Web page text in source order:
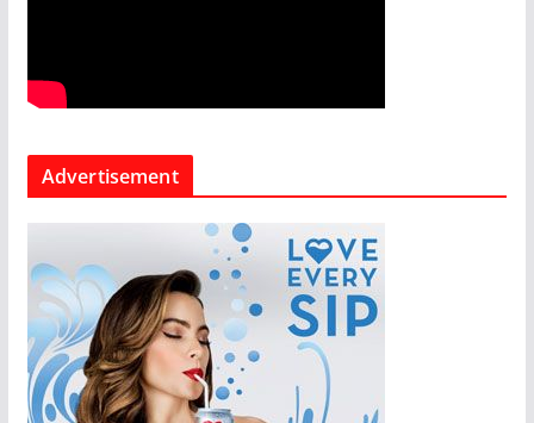
Advertisement